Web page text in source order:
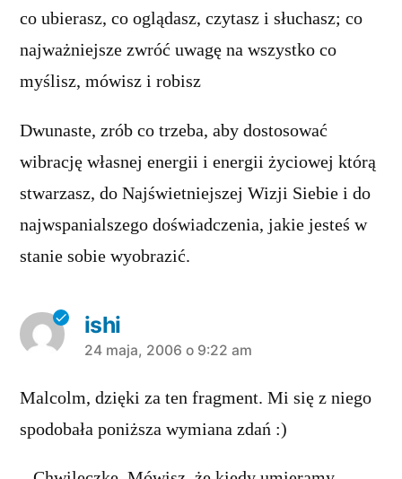
co ubierasz, co oglądasz, czytasz i słuchasz; co
najważniejsze zwróć uwagę na wszystko co
myślisz, mówisz i robisz
Dwunaste, zrób co trzeba, aby dostosować
wibrację własnej energii i energii życiowej którą
stwarzasz, do Najświetniejszej Wizji Siebie i do
najwspanialszego doświadczenia, jakie jesteś w
stanie sobie wyobrazić.
ishi
komentarz:
24 maja, 2006 o 9:22 am
Malcolm, dzięki za ten fragment. Mi się z niego
spodobała poniższa wymiana zdań :)